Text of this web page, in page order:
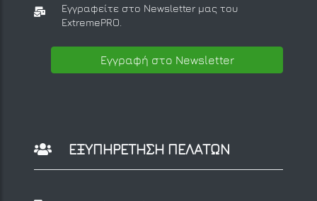
Εγγραφείτε στο Newsletter μας του
ExtremePRO.
Εγγραφή στο Newsletter
ΕΞΥΠΗΡΕΤΗΣΗ ΠΕΛΑΤΩΝ